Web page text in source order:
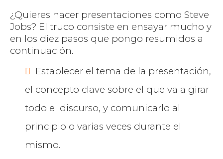
¿Quieres hacer presentaciones como Steve
Jobs? El truco consiste en ensayar mucho y
en los diez pasos que pongo resumidos a
continuación.
Establecer el tema de la presentación,
el concepto clave sobre el que va a girar
todo el discurso, y comunicarlo al
principio o varias veces durante el
mismo.